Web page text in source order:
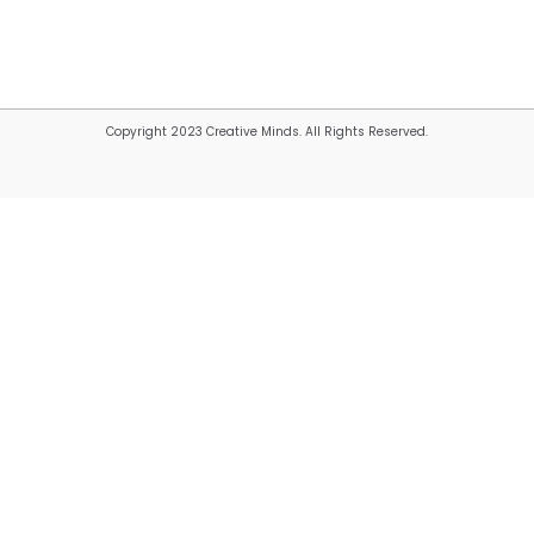
Copyright 2023 Creative Minds. All Rights Reserved.